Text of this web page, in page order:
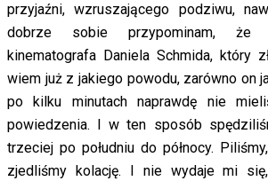
przyjaźni, wzruszającego podziwu,
dobrze sobie przypominam, że
kinematografa Daniela Schmida, który
wiem już z jakiego powodu, zarówno on
po kilku minutach naprawdę nie
powiedzenia. I w ten sposób
trzeciej po południu do północy.
zjedliśmy kolację. I nie wydaje mi